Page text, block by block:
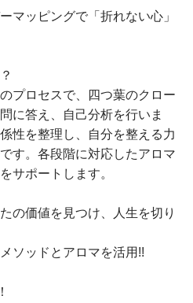
マッピングで「折れない心」
プロセスで、四つ葉のクロー
に答え、自己分析を行いま
性を整理し、自分を整える力
す。各段階に対応したアロマ
サポートします。
の価値を見つけ、人生を切り
ソッドとアロマを活用!!